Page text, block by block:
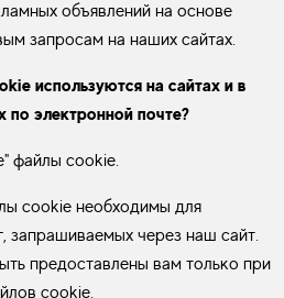
объявлений на основе
запросам на наших сайтах.
используются на сайтах и в
электронной почте?
файлы cookie.
cookie необходимы для
запрашиваемых через наш сайт.
предоставлены вам только при
cookie.